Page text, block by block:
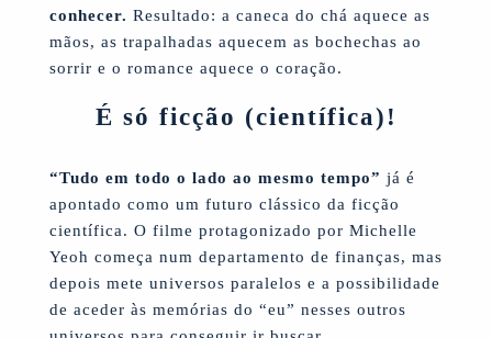
conhecer. Resultado: a caneca do chá aquece as
mãos, as trapalhadas aquecem as bochechas ao
sorrir e o romance aquece o coração.
É só ficção (científica)!
“Tudo em todo o lado ao mesmo tempo” já é
apontado como um futuro clássico da ficção
científica. O filme protagonizado por Michelle
Yeoh começa num departamento de finanças, mas
depois mete universos paralelos e a possibilidade
de aceder às memórias do “eu” nesses outros